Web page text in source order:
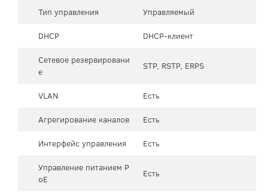
Тип управления
Управляемый
DHCP
DHCP-клиент
Сетевое резервировани
е
STP, RSTP, ERPS
VLAN
Есть
Агрегирование каналов
Есть
Интерфейс управления
Есть
Управление питанием P
oE
Есть